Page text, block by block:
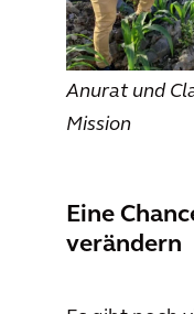
Anurat und
Mission
Eine
verändern